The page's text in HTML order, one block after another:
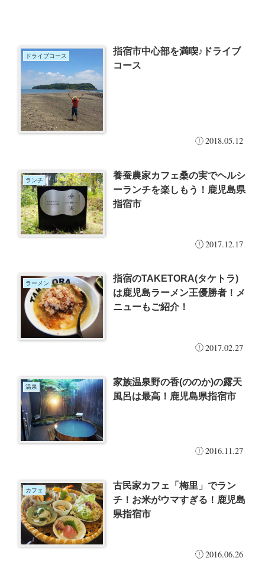
ドライブコース
指宿市中心部を満喫♪ドライブ
コース
2018.05.12
ランチ
養蚕農家カフェ桑の実でヘルシ
ーランチを楽しもう！鹿児島県
指宿市
2017.12.17
ラーメン
指宿のTAKETORA(タケトラ)
は鹿児島ラーメン王優勝者！メ
ニューもご紹介！
2017.02.27
温泉
家族温泉野の香(ののか)の露天
風呂は最高！鹿児島県指宿市
2016.11.27
カフェ
古民家カフェ「梅里」でラン
チ！お米がウマすぎる！鹿児島
県指宿市
2016.06.26